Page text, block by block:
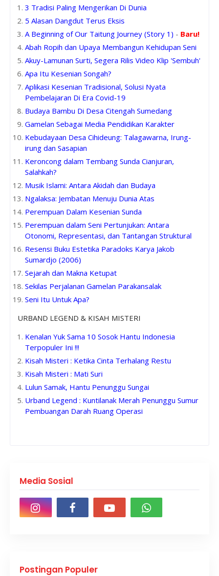
3 Tradisi Paling Mengerikan Di Dunia
5 Alasan Dangdut Terus Eksis
A Beginning of Our Taitung Journey (Story 1) - Baru!
Abah Ropih dan Upaya Membangun Kehidupan Seni
Akuy-Lamunan Surti, Segera Rilis Video Klip 'Sembuh'
Apa Itu Kesenian Songah?
Aplikasi Kesenian Tradisional, Solusi Nyata
Pembelajaran Di Era Covid-19
Budaya Bambu Di Desa Citengah Sumedang
Gamelan Sebagai Media Pendidikan Karakter
Kebudayaan Desa Cihideung: Talagawarna, Irung-
irung dan Sasapian
Keroncong dalam Tembang Sunda Cianjuran,
Salahkah?
Musik Islami: Antara Akidah dan Budaya
Ngalaksa: Jembatan Menuju Dunia Atas
Perempuan Dalam Kesenian Sunda
Perempuan dalam Seni Pertunjukan: Antara
Otonomi, Representasi, dan Tantangan Struktural
Resensi Buku Estetika Paradoks Karya Jakob
Sumardjo (2006)
Sejarah dan Makna Ketupat
Sekilas Perjalanan Gamelan Parakansalak
Seni Itu Untuk Apa?
URBAND LEGEND & KISAH MISTERI
Kenalan Yuk Sama 10 Sosok Hantu Indonesia
Terpopuler Ini !!!
Kisah Misteri : Ketika Cinta Terhalang Restu
Kisah Misteri : Mati Suri
Lulun Samak, Hantu Penunggu Sungai
Urband Legend : Kuntilanak Merah Penunggu Sumur
Pembuangan Darah Ruang Operasi
Media Sosial
Postingan Populer